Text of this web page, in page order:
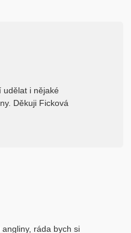
udělat i nějaké
Děkuji Ficková
ráda bych si